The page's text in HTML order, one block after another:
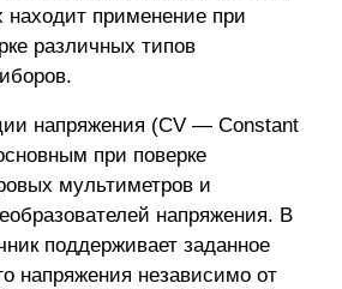
находит применение при
различных типов
напряжения (CV — Constant
при поверке
мультиметров и
напряжения. В
поддерживает заданное
напряжения независимо от